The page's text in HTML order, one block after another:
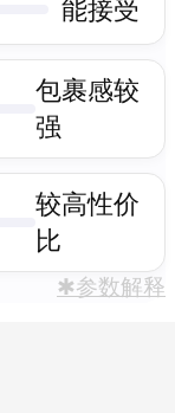
能接受
包裹感较
强
较高性价
比
✱参数解释